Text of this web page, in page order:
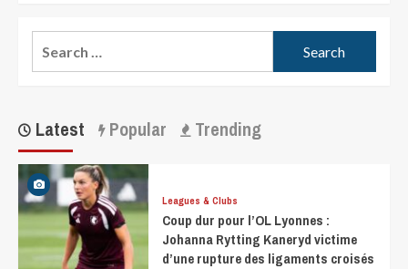
Latest Popular Trending
Leagues & Clubs
Coup dur pour l’OL Lyonnes :
Johanna Rytting Kaneryd victime
d’une rupture des ligaments croisés